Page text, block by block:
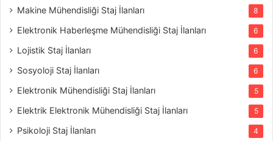
Makine Mühendisliği Staj İlanları 8
Elektronik Haberleşme Mühendisliği Staj İlanları 6
Lojistik Staj İlanları 6
Sosyoloji Staj İlanları 6
Elektronik Mühendisliği Staj İlanları 5
Elektrik Elektronik Mühendisliği Staj İlanları 5
Psikoloji Staj İlanları 4